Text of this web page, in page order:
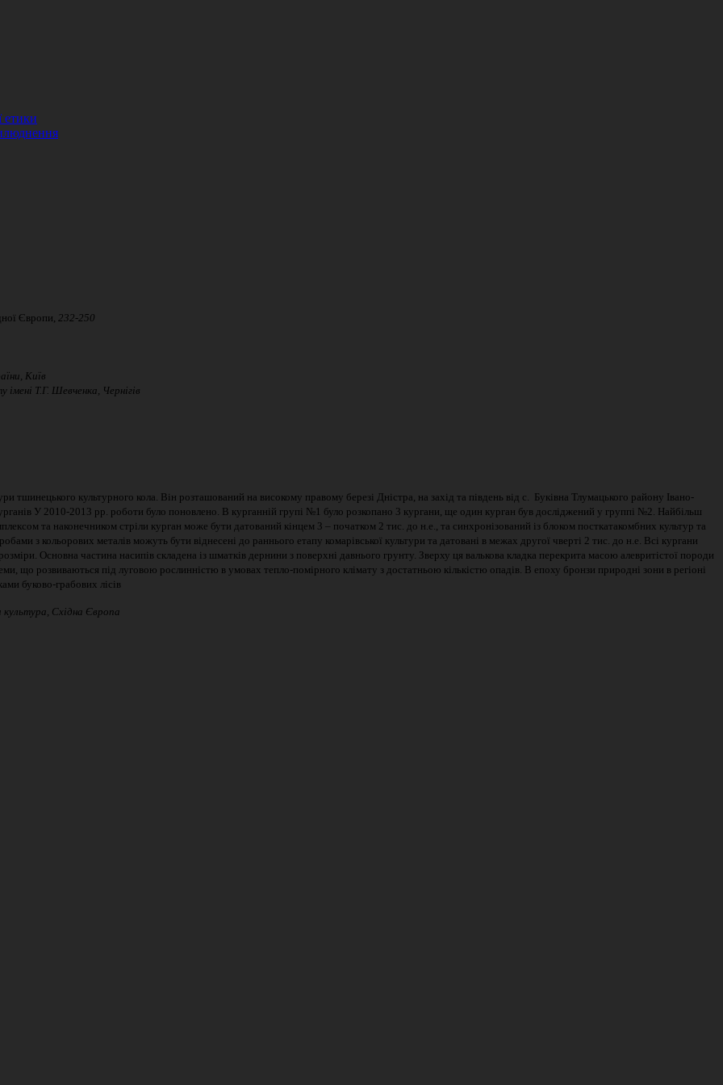
етики
Європи, 232-250
, Київ
імені Т.Г. Шевченка, Чернігів
тшинецького культурного кола. Він розташований на високому правому березі Дністра, на захід та південь від с. Буківна Тлумацького району Івано-
У 2010-2013 рр. роботи було поновлено. В курганній групі №1 було розкопано 3 кургани, ще один курган був досліджений у группі №2. Найбільш
та наконечником стріли курган може бути датований кінцем 3 – початком 2 тис. до н.е., та синхронізований із блоком посткатакомбних культур та
з кольорових металів можуть бути віднесені до раннього етапу комарівської культури та датовані в межах другої чверті 2 тис. до н.е. Всі кургани
Основна частина насипів складена із шматків дернини з поверхні давнього грунту. Зверху ця валькова кладка перекрита масою алевритістої породи
що розвиваються під луговою рослинністю в умовах тепло-помірного клімату з достатньою кількістю опадів. В епоху бронзи природні зони в регіоні
буково-грабових лісів
культура, Східна Європа